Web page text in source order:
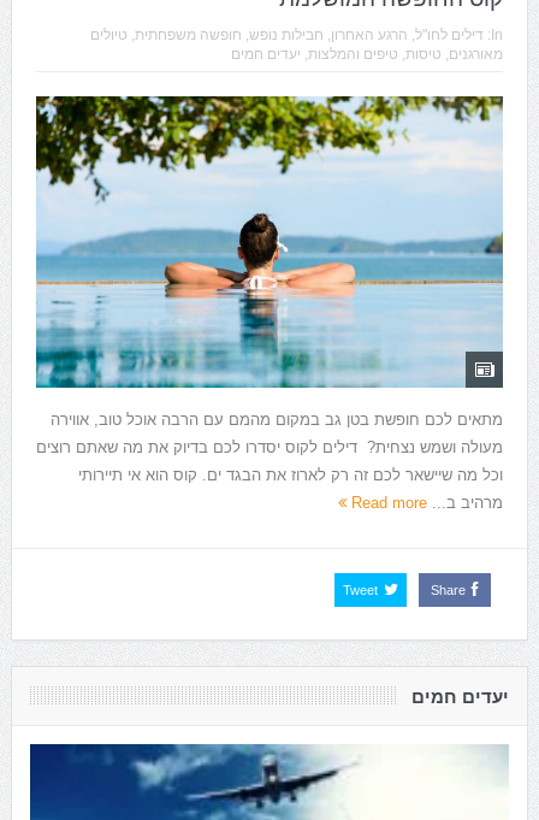
In: דילים לחו"ל, הרגע האחרון, חבילות נופש, חופשה משפחתית, טיולים
מאורגנים, טיסות, טיפים והמלצות, יעדים חמים
מתאים לכם חופשת בטן גב במקום מהמם עם הרבה אוכל טוב, אווירה
מעולה ושמש נצחית? דילים לקוס יסדרו לכם בדיוק את מה שאתם רוצים
וכל מה שיישאר לכם זה רק לארוז את הבגד ים. קוס הוא אי תיירותי
מרהיב ב... Read more
Share
Tweet
יעדים חמים